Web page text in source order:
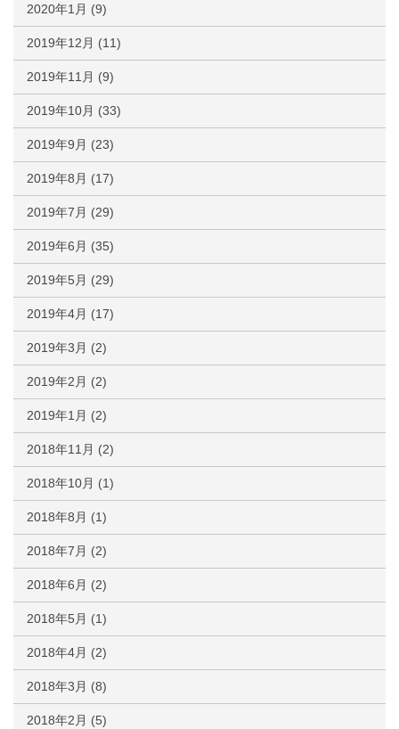
2020年1月 (9)
2019年12月 (11)
2019年11月 (9)
2019年10月 (33)
2019年9月 (23)
2019年8月 (17)
2019年7月 (29)
2019年6月 (35)
2019年5月 (29)
2019年4月 (17)
2019年3月 (2)
2019年2月 (2)
2019年1月 (2)
2018年11月 (2)
2018年10月 (1)
2018年8月 (1)
2018年7月 (2)
2018年6月 (2)
2018年5月 (1)
2018年4月 (2)
2018年3月 (8)
2018年2月 (5)